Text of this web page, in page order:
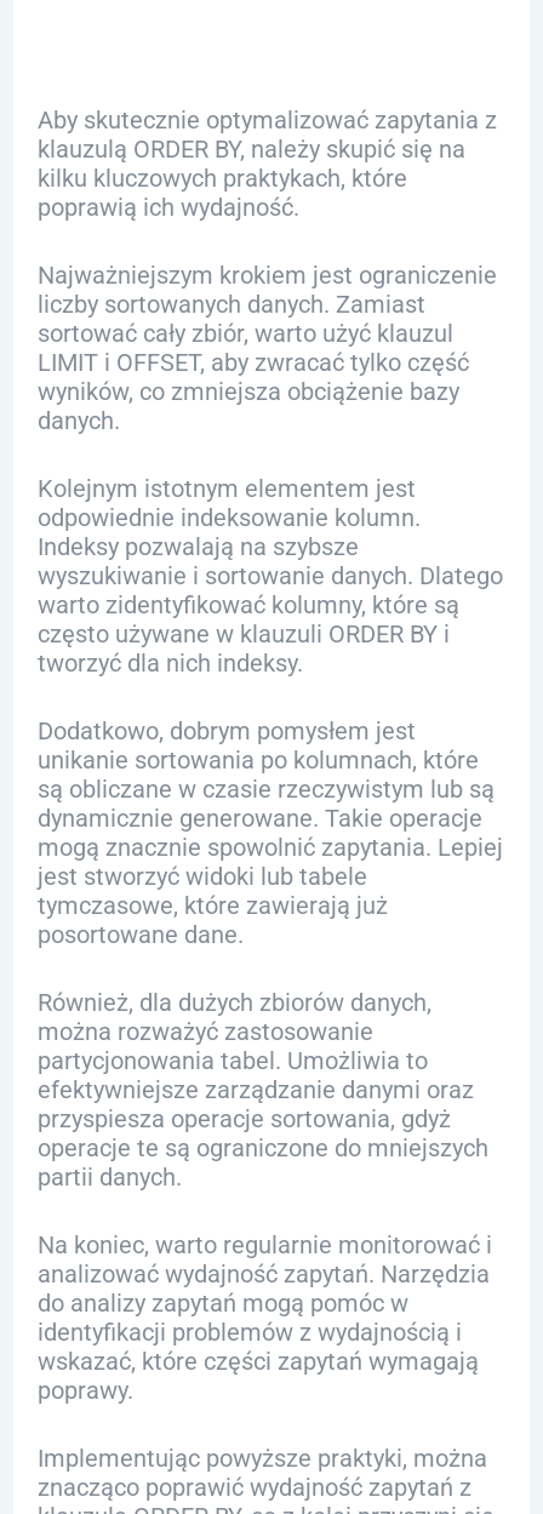
Aby skutecznie optymalizować zapytania z
klauzulą ORDER BY, należy skupić się na
kilku kluczowych praktykach, które
poprawią ich wydajność.
Najważniejszym krokiem jest ograniczenie
liczby sortowanych danych. Zamiast
sortować cały zbiór, warto użyć klauzul
LIMIT i OFFSET, aby zwracać tylko część
wyników, co zmniejsza obciążenie bazy
danych.
Kolejnym istotnym elementem jest
odpowiednie indeksowanie kolumn.
Indeksy pozwalają na szybsze
wyszukiwanie i sortowanie danych. Dlatego
warto zidentyfikować kolumny, które są
często używane w klauzuli ORDER BY i
tworzyć dla nich indeksy.
Dodatkowo, dobrym pomysłem jest
unikanie sortowania po kolumnach, które
są obliczane w czasie rzeczywistym lub są
dynamicznie generowane. Takie operacje
mogą znacznie spowolnić zapytania. Lepiej
jest stworzyć widoki lub tabele
tymczasowe, które zawierają już
posortowane dane.
Również, dla dużych zbiorów danych,
można rozważyć zastosowanie
partycjonowania tabel. Umożliwia to
efektywniejsze zarządzanie danymi oraz
przyspiesza operacje sortowania, gdyż
operacje te są ograniczone do mniejszych
partii danych.
Na koniec, warto regularnie monitorować i
analizować wydajność zapytań. Narzędzia
do analizy zapytań mogą pomóc w
identyfikacji problemów z wydajnością i
wskazać, które części zapytań wymagają
poprawy.
Implementując powyższe praktyki, można
znacząco poprawić wydajność zapytań z